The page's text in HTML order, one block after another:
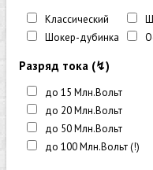
Классический
Шокер-дубинка
Разряд тока (↯)
до 15 Млн.Вольт
до 20 Млн.Вольт
до 50 Млн.Вольт
до 100 Млн.Вольт (!)